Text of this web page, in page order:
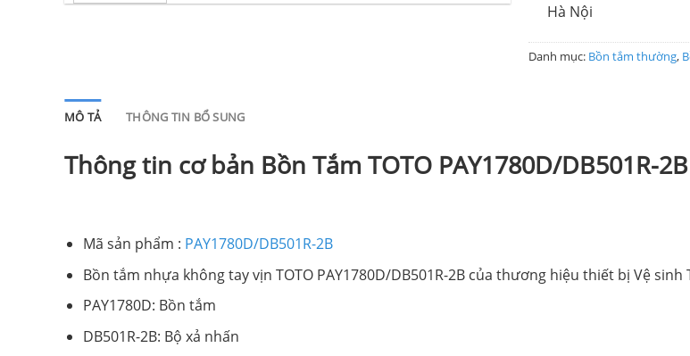
Hà Nội
Danh mục: Bồn tắm thường,
MÔ TẢ THÔNG TIN BỔ SUNG
Thông tin cơ bản Bồn Tắm TOTO PAY1780D/DB501R-
Mã sản phẩm : PAY1780D/DB501R-2B
Bồn tắm nhựa không tay vịn TOTO PAY1780D/DB501R-2B của thương hiệu thiết bị Vệ sinh
PAY1780D: Bồn tắm
DB501R-2B: Bộ xả nhấn